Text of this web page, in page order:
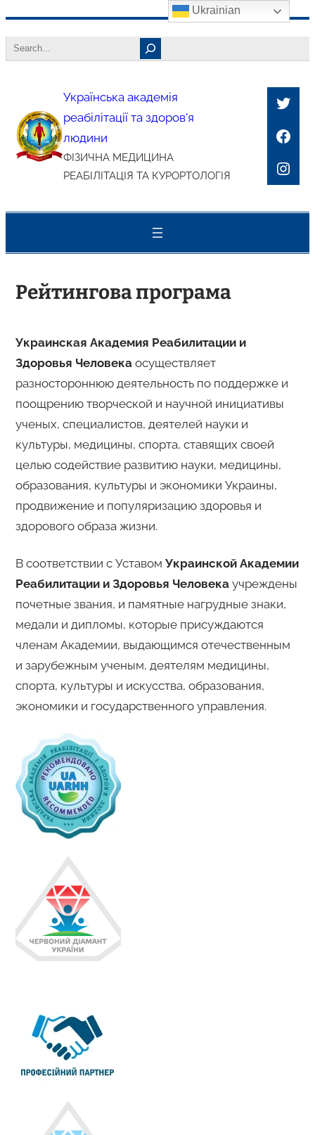
до
Search
Українська академія
реабілітації та здоров'я
людини
ФІЗИЧНА МЕДИЦИНА
РЕАБІЛІТАЦІЯ ТА КУРОРТОЛОГІЯ
Рейтингова програма
Украинская Академия Реабилитации и
Здоровья Человекаосуществляет
разностороннюю деятельность по поддержке и
поощрению творческой и научной инициативы
ученых, специалистов, деятелей науки и
культуры, медицины, спорта, ставящих своей
целью содействие развитию науки, медицины,
образования, культуры и экономики Украины,
продвижение и популяризацию здоровья и
здорового образа жизни.
В соответствии с Уставом Украинской Академии
Реабилитации и Здоровья Человека учреждены
почетные звания, и памятные нагрудные знаки,
медали и дипломы, которые присуждаются
членам Академии, выдающимся отечественным
и зарубежным ученым, деятелям медицины,
спорта, культуры и искусства, образования,
экономики и государственного управления.
Ukrainian